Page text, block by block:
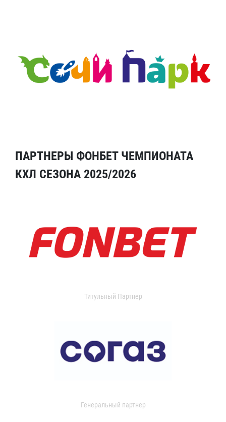
ПАРТНЕРЫ ФОНБЕТ ЧЕМПИОНАТА
КХЛ СЕЗОНА 2025/2026
Титульный Партнер
Генеральный партнер